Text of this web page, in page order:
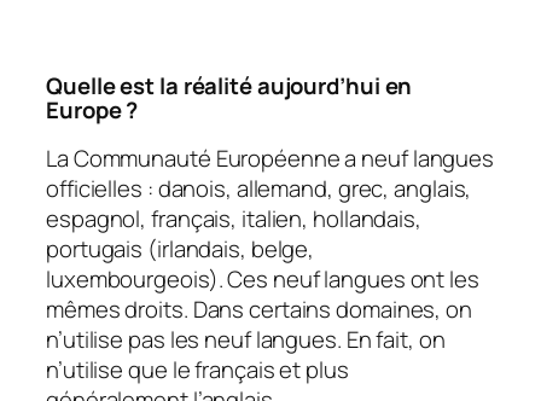
Quelle est la réalité aujourd’hui en
Europe ?
La Communauté Européenne a neuf langues
officielles : danois, allemand, grec, anglais,
espagnol, français, italien, hollandais,
portugais (irlandais, belge,
luxembourgeois). Ces neuf langues ont les
mêmes droits. Dans certains domaines, on
n’utilise pas les neuf langues. En fait, on
n’utilise que le français et plus